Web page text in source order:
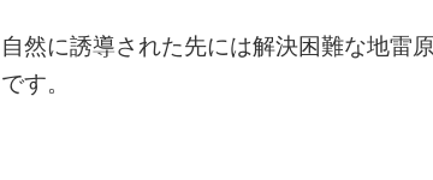
自然に誘導された先には解決困難な地雷
です。